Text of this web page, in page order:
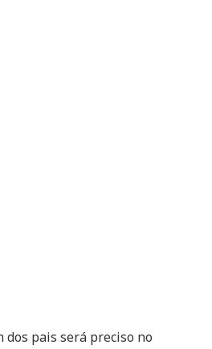
dos pais será preciso no